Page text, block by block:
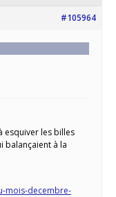
#105964
esquiver les billes
balançaient à la
mois-decembre-